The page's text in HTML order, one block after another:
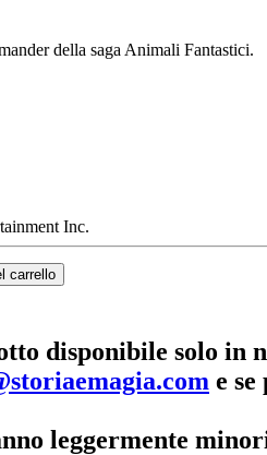
della saga Animali Fantastici.
Inc.
disponibile solo in
e
leggermente